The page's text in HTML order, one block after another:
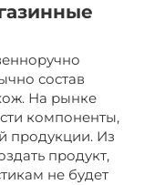
состав
На рынке
компоненты,
продукции. Из
продукт,
не будет